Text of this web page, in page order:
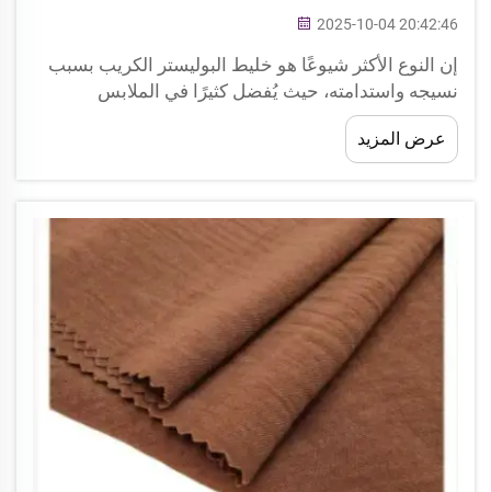
2025-10-04 20:42:46
إن النوع الأكثر شيوعًا هو خليط البوليستر الكريب بسبب
نسيجه واستدامته، حيث يُفضل كثيرًا في الملابس
العصرية. ولكن الحفاظ على ألوانه زاهية أمرٌ صعب إلى
لدرجة أننا أردنا تخصيص بعض الوقت لنقدّم...
عرض المزيد